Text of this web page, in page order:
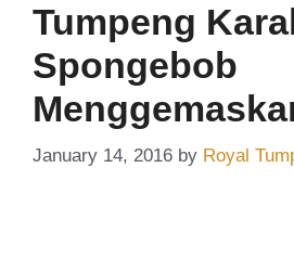
Tumpeng
Spongebob
January 14, 2016 by Royal